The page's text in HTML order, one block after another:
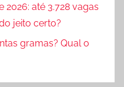
2026: até 3.728 vagas
jeito certo?
gramas? Qual o